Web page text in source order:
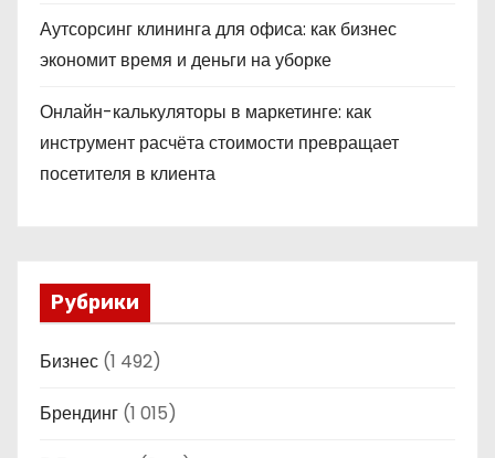
Аутсорсинг клининга для офиса: как бизнес
экономит время и деньги на уборке
Онлайн-калькуляторы в маркетинге: как
инструмент расчёта стоимости превращает
посетителя в клиента
Рубрики
Бизнес (1 492)
Брендинг (1 015)